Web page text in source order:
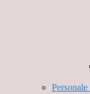
Personale